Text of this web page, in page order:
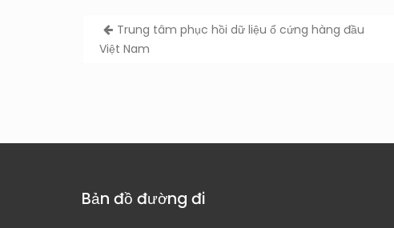
Post
navigation
Trung tâm phục hồi dữ liệu ổ cứng hàng đầu
Việt Nam
Bản đồ đường đi